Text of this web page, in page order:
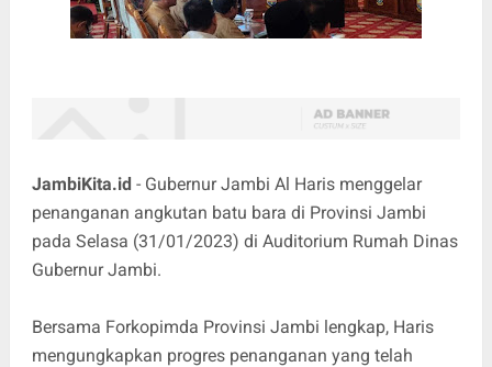
JambiKita.id - Gubernur Jambi Al Haris menggelar
penanganan angkutan batu bara di Provinsi Jambi
pada Selasa (31/01/2023) di Auditorium Rumah Dinas
Gubernur Jambi.
Bersama Forkopimda Provinsi Jambi lengkap, Haris
mengungkapkan progres penanganan yang telah